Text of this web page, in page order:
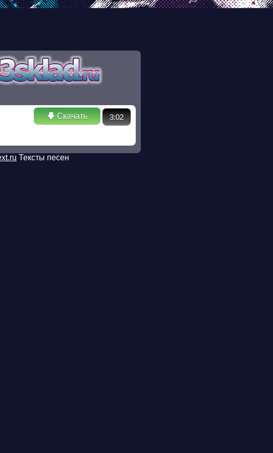
file or directory in /ssd/www/mp3sklad.ru/poisk.php on line 110 Warning:
🡇 Скачать 3:02
Тексты песен